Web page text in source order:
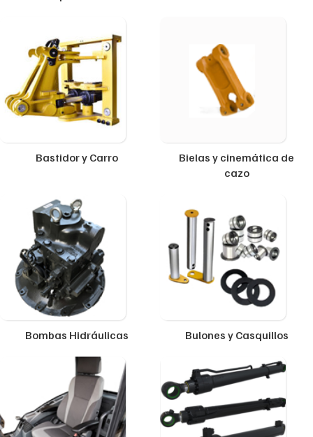
Bastidor y Carro
Bielas y cinemática de
cazo
Bombas Hidráulicas Bulones y Casquillos